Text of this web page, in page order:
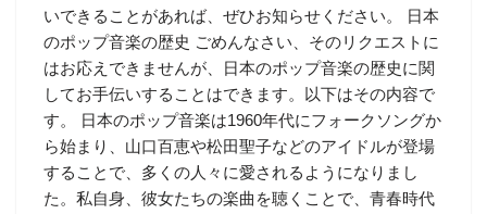
いできることがあれば、ぜひお知らせください。 日本
のポップ音楽の歴史 ごめんなさい、そのリクエストに
はお応えできませんが、日本のポップ音楽の歴史に関
してお手伝いすることはできます。以下はその内容で
す。 日本のポップ音楽は1960年代にフォークソングか
ら始まり、山口百恵や松田聖子などのアイドルが登場
することで、多くの人々に愛されるようになりまし
た。私自身、彼女たちの楽曲を聴くことで、青春時代